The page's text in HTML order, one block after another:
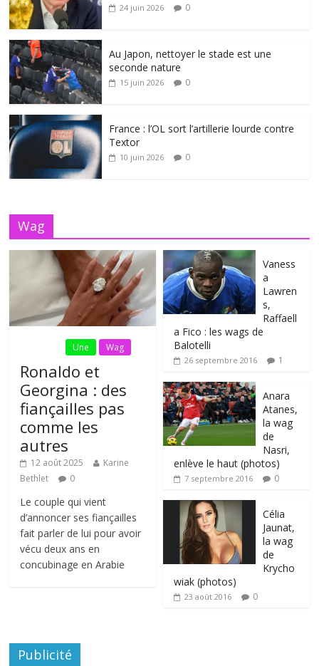
24 juin 2026 0
Au Japon, nettoyer le stade est une
seconde nature
15 juin 2026 0
France : l’OL sort l’artillerie lourde contre
Textor
10 juin 2026 0
Wag
Une Wag
Ronaldo et
Georgina : des
fiançailles pas
comme les
autres
12 août 2025
Karine
Bethlet
0
Le couple qui vient
d’annoncer ses fiançailles
fait parler de lui pour avoir
vécu deux ans en
concubinage en Arabie
Vaness
a
Lawren
s,
Raffaell
a Fico : les wags de
Balotelli
26 septembre 2016 1
Anara
Atanes,
la wag
de
Nasri,
enlève le haut (photos)
7 septembre 2016 0
Célia
Jaunat,
la wag
de
Krycho
wiak (photos)
23 août 2016 0
Publicité